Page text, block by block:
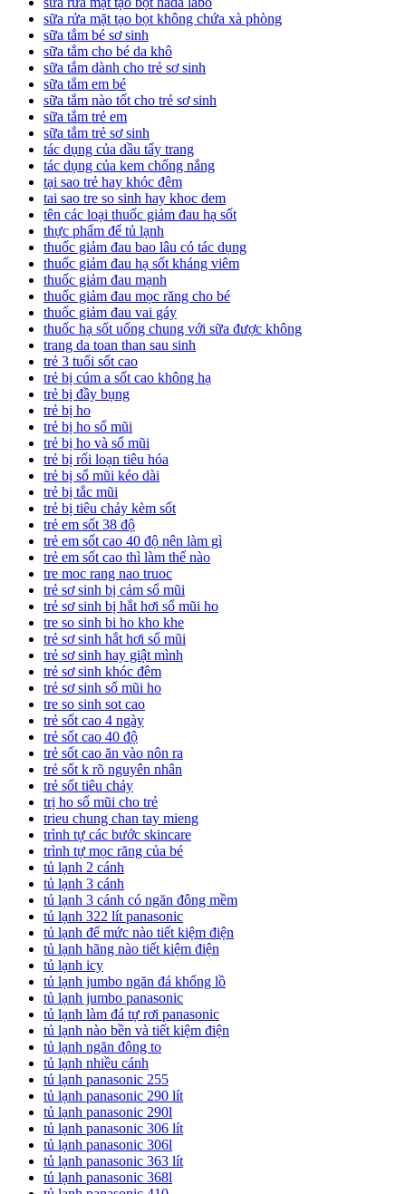
sữa rửa mặt tạo bọt không chứa xà phòng
sữa tắm bé sơ sinh
sữa tắm cho bé da khô
sữa tắm dành cho trẻ sơ sinh
sữa tắm em bé
sữa tắm nào tốt cho trẻ sơ sinh
sữa tắm trẻ em
sữa tắm trẻ sơ sinh
tác dụng của dầu tẩy trang
tác dụng của kem chống nắng
tại sao trẻ hay khóc đêm
tai sao tre so sinh hay khoc dem
tên các loại thuốc giảm đau hạ sốt
thực phẩm để tủ lạnh
thuốc giảm đau bao lâu có tác dụng
thuốc giảm đau hạ sốt kháng viêm
thuốc giảm đau mạnh
thuốc giảm đau mọc răng cho bé
thuốc giảm đau vai gáy
thuốc hạ sốt uống chung với sữa được không
trang da toan than sau sinh
trẻ 3 tuổi sốt cao
trẻ bị cúm a sốt cao không hạ
trẻ bị đầy bụng
trẻ bị ho
trẻ bị ho sổ mũi
trẻ bị ho và sổ mũi
trẻ bị rối loạn tiêu hóa
trẻ bị sổ mũi kéo dài
trẻ bị tắc mũi
trẻ bị tiêu chảy kèm sốt
trẻ em sốt 38 độ
trẻ em sốt cao 40 độ nên làm gì
trẻ em sốt cao thì làm thế nào
tre moc rang nao truoc
trẻ sơ sinh bị cảm sổ mũi
trẻ sơ sinh bị hắt hơi sổ mũi ho
tre so sinh bi ho kho khe
trẻ sơ sinh hắt hơi sổ mũi
trẻ sơ sinh hay giật mình
trẻ sơ sinh khóc đêm
trẻ sơ sinh sổ mũi ho
tre so sinh sot cao
trẻ sốt cao 4 ngày
trẻ sốt cao 40 độ
trẻ sốt cao ăn vào nôn ra
trẻ sốt k rõ nguyên nhân
trẻ sốt tiêu chảy
trị ho sổ mũi cho trẻ
trieu chung chan tay mieng
trình tự các bước skincare
trình tự mọc răng của bé
tủ lạnh 2 cánh
tủ lạnh 3 cánh
tủ lạnh 3 cánh có ngăn đông mềm
tủ lạnh 322 lít panasonic
tủ lạnh để mức nào tiết kiệm điện
tủ lạnh hãng nào tiết kiệm điện
tủ lạnh icy
tủ lạnh jumbo ngăn đá khổng lồ
tủ lạnh jumbo panasonic
tủ lạnh làm đá tự rơi panasonic
tủ lạnh nào bền và tiết kiệm điện
tủ lạnh ngăn đông to
tủ lạnh nhiều cánh
tủ lạnh panasonic 255
tủ lạnh panasonic 290 lít
tủ lạnh panasonic 290l
tủ lạnh panasonic 306 lít
tủ lạnh panasonic 306l
tủ lạnh panasonic 363 lít
tủ lạnh panasonic 368l